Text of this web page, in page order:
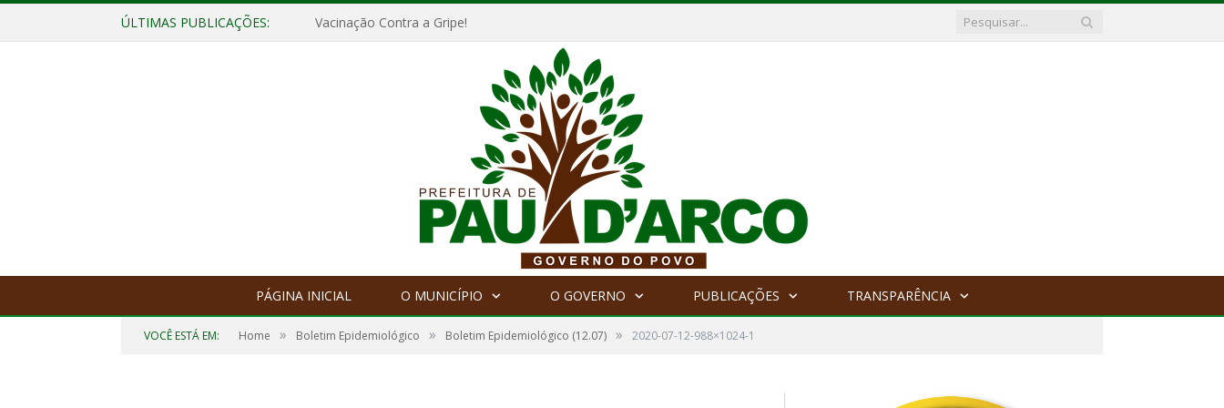
ÚLTIMAS PUBLICAÇÕES: Vacinação Contra a Gripe!
PÁGINA INICIAL O MUNICÍPIO O GOVERNO PUBLICAÇÕES TRANSPARÊNCIA
VOCÊ ESTÁ EM: Home » Boletim Epidemiológico » Boletim Epidemiológico (12.07) » 2020-07-12-988×1024-1